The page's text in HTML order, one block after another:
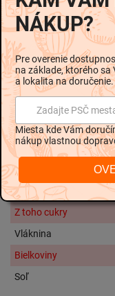
Pšeničnámúka,
hmota 7, 7% (8 vajec
Alergény:
Alergény sú v
Nutričné hodnoty na
Energetická hodnota
Tuky
Z toho nasýtené
Sacharidy
Z toho cukry
Vláknina
Bielkoviny
Soľ
NÁKUP?
Pre overenie
na základe, ktorého
a lokalita na doručenie.
Zadajte PSČ
Miesta kde Vám
nákup vlastnou